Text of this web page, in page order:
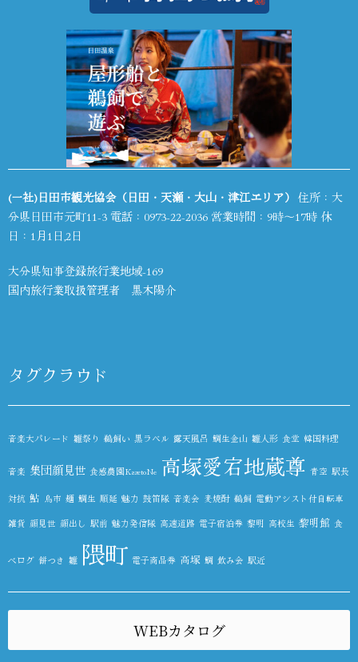
(一社)日田市観光協会（日田・天瀬・大山・津江エリア） 住所：大
分県日田市元町11-3 電話： 0973-22-2036 営業時間：9時～17時 休
日：1月1日,2日
大分県知事登録旅行業地域-169
国内旅行業取扱管理者 黒木陽介
タグクラウド
音楽大パレード 雛祭り 鵜飼い 黒ラベル 露天風呂 鯛生金山 雛人形 食堂 韓国料理
音楽 集団顔見世 食感農園KazetoNe 高塚愛宕地蔵尊 青空 駅長
対抗 鮎 鳥市 麺 鯛生 順延 魅力 鼓笛隊 音楽会 麦焼酎 鵜飼 電動アシスト付自転車
雑貨 顔見世 顔出し 駅前 魅力発信隊 高速道路 電子宿泊券 黎明 高校生 黎明館 食
べログ 餅つき 雛 隈町 電子商品券 高塚 鯛 飲み会 駅近
WEBカタログ